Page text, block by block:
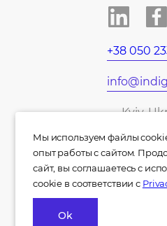
+38 050
Kyiv,
UA EN
Мы используем файлы
опыт работы с сайтом.
сайт, вы соглашаетесь с
cookie в соответствии с
Ok